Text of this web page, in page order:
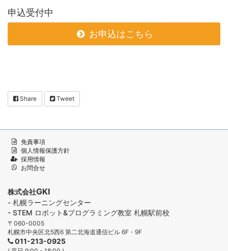
申込受付中
お申込はこちら
Share Tweet
免責事項
個人情報保護方針
採用情報
お問合せ
株式会社GKI
- 札幌ラーニングセンター
- STEM ロボット&プログラミング教室 札幌駅前校
〒060-0005
札幌市中央区北5西6 第二北海道通信ビル 6F・9F
011-213-0925